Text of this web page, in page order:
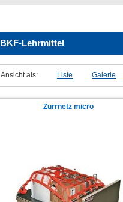
BKF-Lehrmittel
Ansicht als: Liste Galerie
Zurrnetz micro